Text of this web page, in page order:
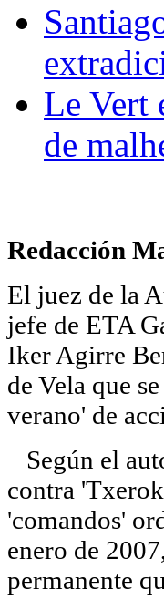
Le Vert
de
Redacción
El juez de la
jefe de ETA
Iker Agirre
de Vela que
verano' de
Según el
contra
'comandos'
enero de
permanente